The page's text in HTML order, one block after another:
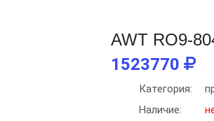
AWT RO9-
1523770
Категория:
Наличие: